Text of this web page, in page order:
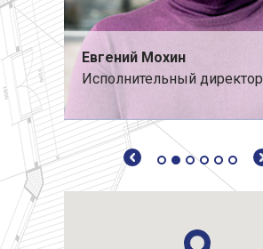
Евгений Мохин
Исполнительный директор